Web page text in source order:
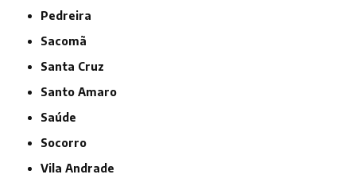
Pedreira
Sacomã
Santa Cruz
Santo Amaro
Saúde
Socorro
Vila Andrade